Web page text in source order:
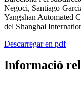
Negoci, Santiago
Yangshan Automated
del Shanghai
Descarregar en pdf
Informació